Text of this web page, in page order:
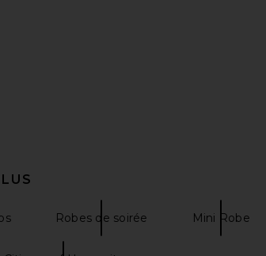
Robes de soirée Mini Robe